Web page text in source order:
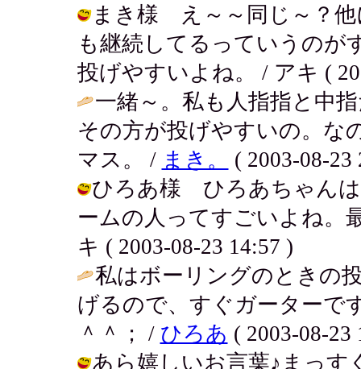
まき様 え～～同じ～？他
も継続してるっていうのが
投げやすいよね。 / アキ (
一緒～。私も人指指と中
その方が投げやすいの。な
マス。 / まき。
( 2003-08-23
ひろあ様 ひろあちゃんは
ームの人ってすごいよね。
キ ( 2003-08-23 14:57 )
私はボーリングのときの
げるので、すぐガーターで
＾＾； / ひろあ ( 2003-08-23
あら嬉しいお言葉♪まっす